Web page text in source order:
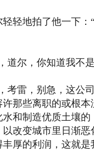
地拍了他一下：“
尔，你知道我不是
雷，别急，这公司
许那些离职的或根
水和制造优质土壤
以改变城市里日渐
丰厚的利润，这就